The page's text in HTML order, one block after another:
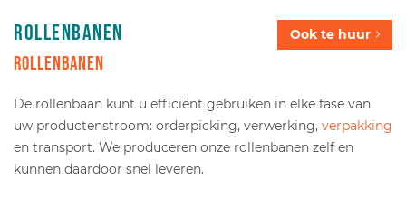
Ook te huur
Rollenbanen
Rollenbanen
De rollenbaan kunt u efficiënt gebruiken in elke fase van
uw productenstroom: orderpicking, verwerking, verpakking
en transport. We produceren onze rollenbanen zelf en
kunnen daardoor snel leveren.